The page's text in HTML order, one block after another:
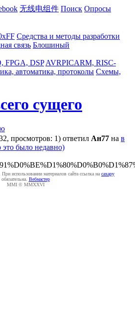
无线电组件 Поиск Опросы
Средства и методы разработки
связь Блошиный
FPGA, DSP AVRPICARM, RISC-
автоматика, протоколы Схемы,
сущего
просмотров: 1) ответил Ан77 на в
это было недавно)
использовании материалов сайта ссылка на caxapу
обязательна. Вебмастер
MMI © MMXXVI